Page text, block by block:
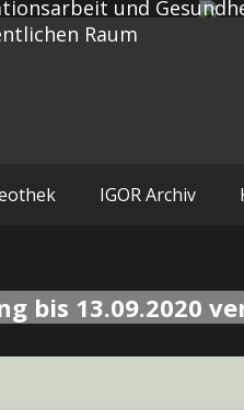
und
Raum
IGOR Archiv
bis 13.09.2020